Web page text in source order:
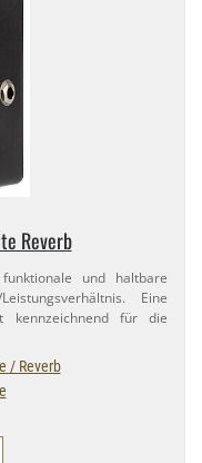
Reverb
und haltbare
Eine
kennzeichnend für die
/ Reverb